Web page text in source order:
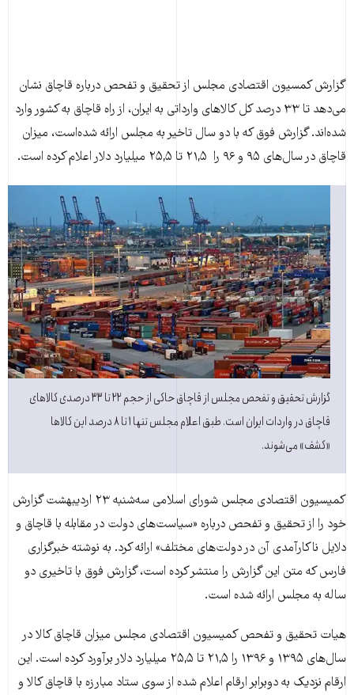
گزارش کمسیون اقتصادی مجلس از تحقیق و تفحص درباره قاچاق نشان
می‌دهد تا ۳۳ درصد کل کالاهای وارداتی به ایران، از راه قاچاق به کشور وارد
شده‌اند. گزارش فوق که با دو سال تاخیر به مجلس ارائه شده‌است، میزان
قاچاق در سال‌های ۹۵ و ۹۶ را ۲۱,۵ تا ۲۵,۵ میلیارد دلار اعلام کرده است.
گزارش تحقیق و تفحص مجلس از قاچاق حاکی از حجم ۲۲ تا ۳۳ درصدی کالاهای
قاچاق در واردات ایران است. طبق اعلام مجلس تنها ۱ تا ۸ درصد این کالاها
«کشف» می‌شوند.
کمیسیون اقتصادی مجلس شورای اسلامی سه‌شنبه ۲۳ اردیبهشت گزارش
خود را از تحقیق و تفحص درباره «سیاست‌های دولت در مقابله با قاچاق و
دلایل ناکارآمدی آن در دولت‌های مختلف» ارائه کرد. به نوشته خبرگزاری
فارس که متن این گزارش را منتشر کرده است، گزارش فوق با تاخیری دو
ساله به مجلس ارائه شده است.
هیات تحقیق و تفحص کمیسیون اقتصادی مجلس میزان قاچاق کالا در
سال‌های ۱۳۹۵ و ۱۳۹۶ را ۲۱,۵ تا ۲۵,۵ میلیارد دلار برآورد کرده است. این
ارقام نزدیک به دوبرابر ارقام اعلام شده از سوی ستاد مبارزه با قاچاق کالا و